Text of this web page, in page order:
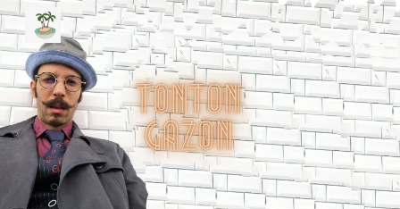
Skip to main content Skip to navigation